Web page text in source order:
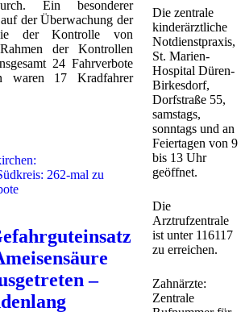
Ein besonderer
der Überwachung der
der Kontrolle von
der Kontrollen
24 Fahrverbote
waren 17 Kradfahrer
262-mal zu
–
Die zentrale
kinderärztliche
Notdienstpraxis,
St. Marien-
Hospital Düren-
Birkesdorf,
Dorfstraße 55,
samstags,
sonntags und an
Feiertagen von 9
bis 13 Uhr
geöffnet.
Die
Arztrufzentrale
ist unter 116117
zu erreichen.
Zahnärzte:
Zentrale